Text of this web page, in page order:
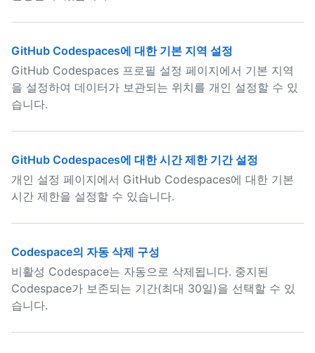
GitHub Codespaces에 대한 기본 지역 설정
GitHub Codespaces 프로필 설정 페이지에서 기본 지역
을 설정하여 데이터가 보관되는 위치를 개인 설정할 수 있
습니다.
GitHub Codespaces에 대한 시간 제한 기간 설정
개인 설정 페이지에서 GitHub Codespaces에 대한 기본
시간 제한을 설정할 수 있습니다.
Codespace의 자동 삭제 구성
비활성 Codespace는 자동으로 삭제됩니다. 중지된
Codespace가 보존되는 기간(최대 30일)을 선택할 수 있
습니다.